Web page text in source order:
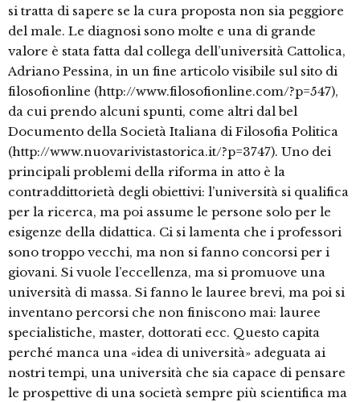
si tratta di sapere se la cura proposta non sia peggiore
del male. Le diagnosi sono molte e una di grande
valore è stata fatta dal collega dell’università Cattolica,
Adriano Pessina, in un fine articolo visibile sul sito di
filosofionline (http://www.filosofionline.com/?p=547),
da cui prendo alcuni spunti, come altri dal bel
Documento della Società Italiana di Filosofia Politica
(http://www.nuovarivistastorica.it/?p=3747). Uno dei
principali problemi della riforma in atto è la
contraddittorietà degli obiettivi: l’università si qualifica
per la ricerca, ma poi assume le persone solo per le
esigenze della didattica. Ci si lamenta che i professori
sono troppo vecchi, ma non si fanno concorsi per i
giovani. Si vuole l’eccellenza, ma si promuove una
università di massa. Si fanno le lauree brevi, ma poi si
inventano percorsi che non finiscono mai: lauree
specialistiche, master, dottorati ecc. Questo capita
perché manca una «idea di università» adeguata ai
nostri tempi, una università che sia capace di pensare
le prospettive di una società sempre più scientifica ma